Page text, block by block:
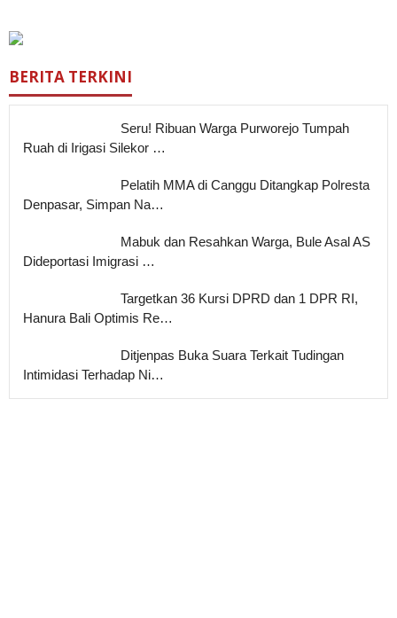
BERITA TERKINI
Seru! Ribuan Warga Purworejo Tumpah
Ruah di Irigasi Silekor …
Pelatih MMA di Canggu Ditangkap Polresta
Denpasar, Simpan Na…
Mabuk dan Resahkan Warga, Bule Asal AS
Dideportasi Imigrasi …
Targetkan 36 Kursi DPRD dan 1 DPR RI,
Hanura Bali Optimis Re…
Ditjenpas Buka Suara Terkait Tudingan
Intimidasi Terhadap Ni…